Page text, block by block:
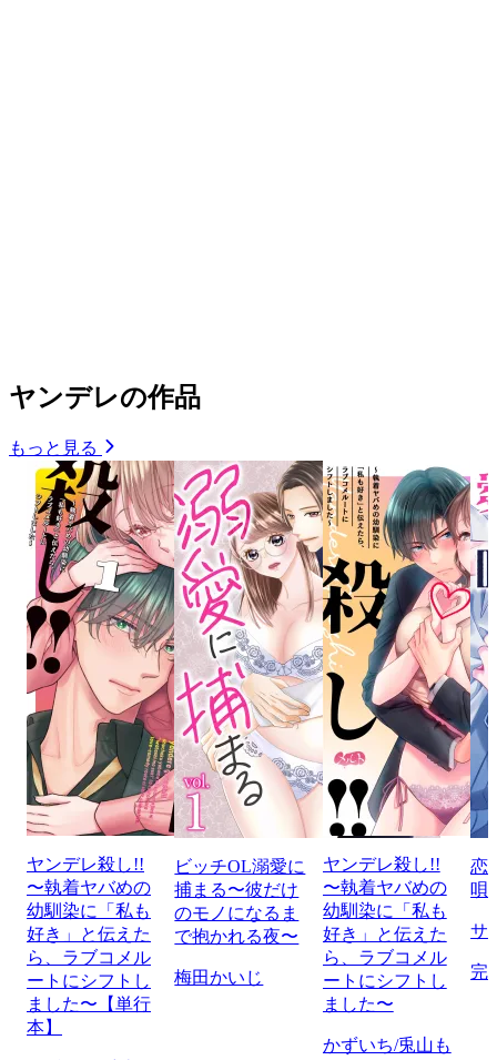
ヤンデレの作品
もっと見る
ヤンデレ殺し!!
〜執着ヤバめの
幼馴染に「私も
好き」と伝えた
ら、ラブコメル
ートにシフトし
ました〜【単行
本】
ビッチOL溺愛に
捕まる〜彼だけ
のモノになるま
で抱かれる夜〜
梅田かいじ
ヤンデレ殺し!!
〜執着ヤバめの
幼馴染に「私も
好き」と伝えた
ら、ラブコメル
ートにシフトし
ました〜
かずいち/兎山も
恋
唄
サ
完